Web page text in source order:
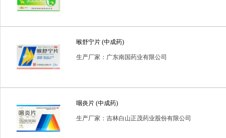
喉舒宁片 (中成药)
生产厂家：广东南国药业有限公司
咽炎片 (中成药)
生产厂家：吉林白山正茂药业股份有限公司